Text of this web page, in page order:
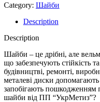
Category: Шайби
Description
Description
Шайби – це дрібні, але
що забезпечують стійкість
будівництві, ремонті,
металеві диски
запобігають пошкодженням
шайби від ПП “УкрМетиз”?